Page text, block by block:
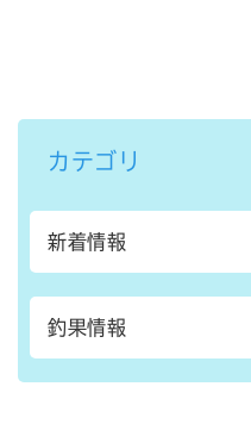
カテゴリ
新着情報
釣果情報